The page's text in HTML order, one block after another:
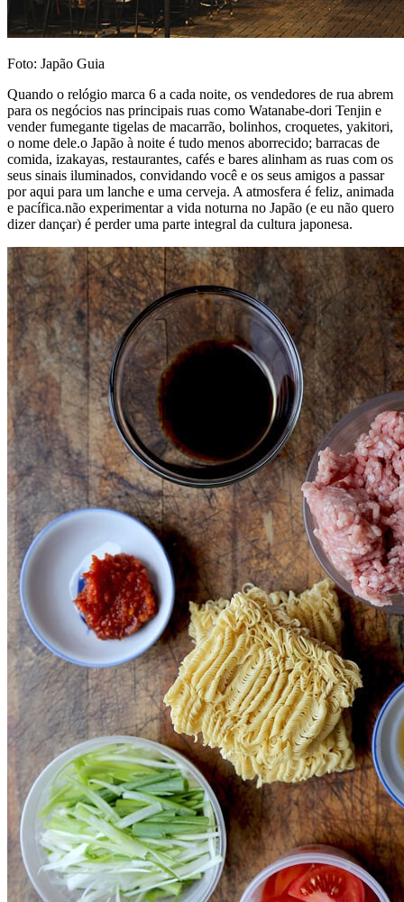
Foto: Japão Guia
Quando o relógio marca 6 a cada noite, os vendedores de rua abrem
para os negócios nas principais ruas como Watanabe-dori Tenjin e
vender fumegante tigelas de macarrão, bolinhos, croquetes, yakitori,
o nome dele.o Japão à noite é tudo menos aborrecido; barracas de
comida, izakayas, restaurantes, cafés e bares alinham as ruas com os
seus sinais iluminados, convidando você e os seus amigos a passar
por aqui para um lanche e uma cerveja. A atmosfera é feliz, animada
e pacífica.não experimentar a vida noturna no Japão (e eu não quero
dizer dançar) é perder uma parte integral da cultura japonesa.